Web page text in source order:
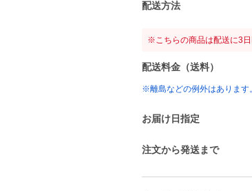
配送方法
※こちらの商品は配送に3
配送料金（送料）
※離島などの例外はあります
お届け日指定
注文から発送まで